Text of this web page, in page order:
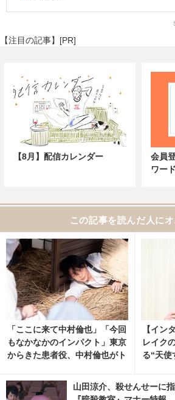
【注目の記事】[PR]
【8月】配信カレンダー
会員
ワー
この記事を読んだ人に
「ここに来て中村倫也」「今回
もなかなかのインパクト」東京
からきた患者役、中村倫也がト
【イン
レイク
る“天使
山田涼介、殺せんせーに